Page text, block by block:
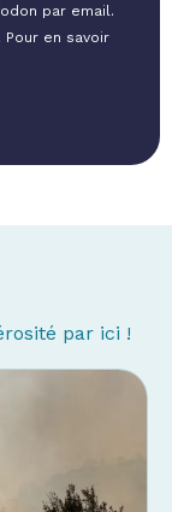
par email.
en savoir
par ici !